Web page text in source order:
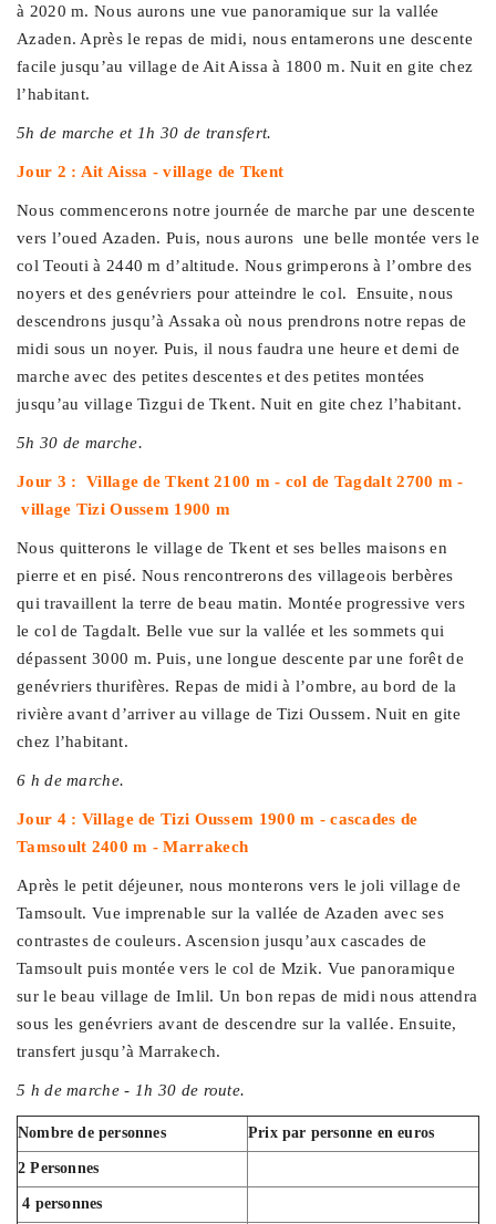
à 2020 m. Nous aurons une vue panoramique sur la vallée
Azaden. Après le repas de midi, nous entamerons une descente
facile jusqu’au village de Ait Aissa à 1800 m. Nuit en gite chez
l’habitant.
5h de marche et 1h 30 de transfert.
Jour 2 : Ait Aissa - village de Tkent
Nous commencerons notre journée de marche par une descente
vers l’oued Azaden. Puis, nous aurons une belle montée vers le
col Teouti à 2440 m d’altitude. Nous grimperons à l’ombre des
noyers et des genévriers pour atteindre le col. Ensuite, nous
descendrons jusqu’à Assaka où nous prendrons notre repas de
midi sous un noyer. Puis, il nous faudra une heure et demi de
marche avec des petites descentes et des petites montées
jusqu’au village Tizgui de Tkent. Nuit en gite chez l’habitant.
5h 30 de marche.
Jour 3 : Village de Tkent 2100 m - col de Tagdalt 2700 m -
village Tizi Oussem 1900 m
Nous quitterons le village de Tkent et ses belles maisons en
pierre et en pisé. Nous rencontrerons des villageois berbères
qui travaillent la terre de beau matin. Montée progressive vers
le col de Tagdalt. Belle vue sur la vallée et les sommets qui
dépassent 3000 m. Puis, une longue descente par une forêt de
genévriers thurifères. Repas de midi à l’ombre, au bord de la
rivière avant d’arriver au village de Tizi Oussem. Nuit en gite
chez l’habitant.
6 h de marche.
Jour 4 : Village de Tizi Oussem 1900 m - cascades de
Tamsoult 2400 m - Marrakech
Après le petit déjeuner, nous monterons vers le joli village de
Tamsoult. Vue imprenable sur la vallée de Azaden avec ses
contrastes de couleurs. Ascension jusqu’aux cascades de
Tamsoult puis montée vers le col de Mzik. Vue panoramique
sur le beau village de Imlil. Un bon repas de midi nous attendra
sous les genévriers avant de descendre sur la vallée. Ensuite,
transfert jusqu’à Marrakech.
5 h de marche - 1h 30 de route.
Nombre de personnes Prix par personne en euros
2 Personnes
4 personnes